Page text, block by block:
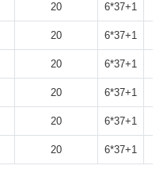
20 6*37+1
20 6*37+1
20 6*37+1
20 6*37+1
20 6*37+1
20 6*37+1